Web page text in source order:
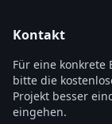
Kontakt
Für eine konkrete
bitte die
Projekt besser
eingehen.